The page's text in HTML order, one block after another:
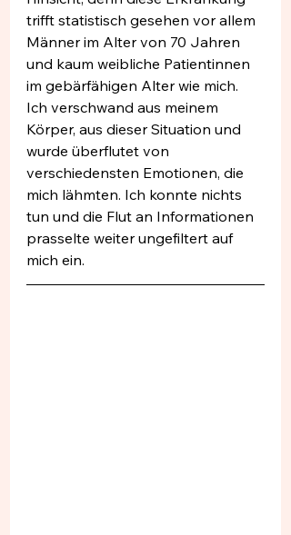
trifft statistisch gesehen vor allem
Männer im Alter von 70 Jahren
und kaum weibliche Patientinnen
im gebärfähigen Alter wie mich.
Ich verschwand aus meinem
Körper, aus dieser Situation und
wurde überflutet von
verschiedensten Emotionen, die
mich lähmten. Ich konnte nichts
tun und die Flut an Informationen
prasselte weiter ungefiltert auf
mich ein.